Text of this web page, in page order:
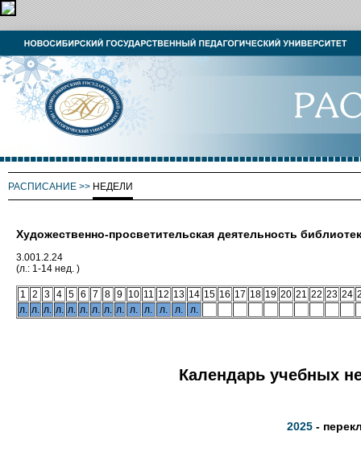
РАСПИСАНИЕ >> НЕДЕЛИ
Художественно-просветительская деятельность библиотек
3.001.2.24
(л.: 1-14 нед. )
1 2 3 4 5 6 7 8 9 10 11 12 13 14 15 16 17 18 19 20 21 22 23 24
л. л. л. л. л. л. л. л. л. л. л. л. л. л.
Календарь учебных
2025 -